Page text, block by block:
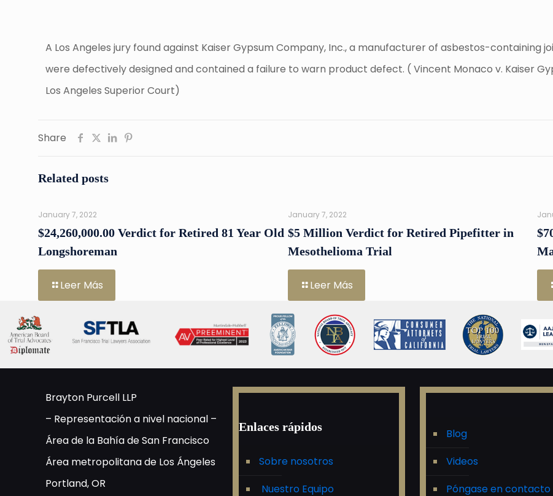
A Los Angeles jury found against Kaiser Gypsum Company, Inc., a manufacturer of asbestos-containing
were defectively designed and contained a failure to warn product defect. ( Vincent Monaco v. Kaiser
Los Angeles Superior Court)
Share
Related posts
January 7, 2022
$24,260,000.00 Verdict for Retired 81 Year Old
Longshoreman
Leer Más
January 7, 2022
$5 Million Verdict for Retired Pipefitter in
Mesothelioma Trial
Leer Más
Brayton Purcell LLP
– Representación a nivel nacional –
Área de la Bahía de San Francisco
Área metropolitana de Los Ángeles
Portland, OR
Enlaces rápidos
Sobre nosotros
Nuestro Equipo
Blog
Videos
Póngase en contacto